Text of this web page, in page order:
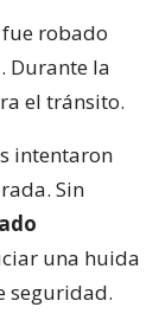
robado
Durante la
el tránsito.
intentaron
Sin
una huida
seguridad.